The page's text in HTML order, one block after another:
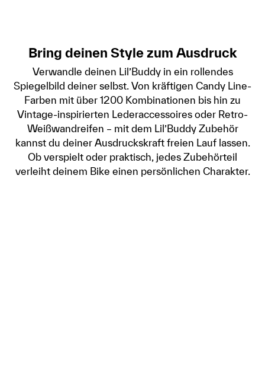
Bring deinen Style zum Ausdruck
Verwandle deinen Lil’Buddy in ein rollendes
Spiegelbild deiner selbst. Von kräftigen Candy Line-
Farben mit über 1200 Kombinationen bis hin zu
Vintage-inspirierten Lederaccessoires oder Retro-
Weißwandreifen – mit dem Lil’Buddy Zubehör
kannst du deiner Ausdruckskraft freien Lauf lassen.
Ob verspielt oder praktisch, jedes Zubehörteil
verleiht deinem Bike einen persönlichen Charakter.